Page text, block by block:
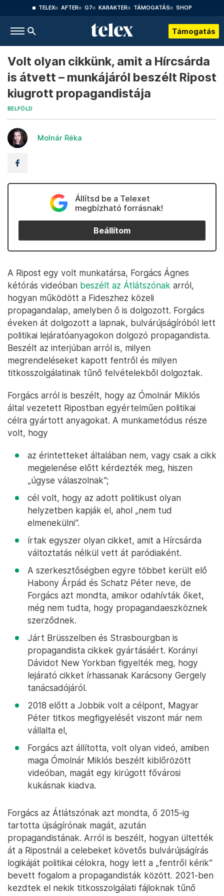
TELEX AFTER G7 KARAKTER TÁMOGATÁS SHOP
Támogatás
Volt olyan cikkünk, amit a Hírcsárda
is átvett – munkájáról beszélt Ripost
kiugrott propagandistája
BELFÖLD
Molnár Réka
Állítsd be a Telexet
megbízható forrásnak!
Beállítom
A Ripost egy volt munkatársa, Forgács Ágnes
kétórás videóban beszélt az Átlátszónak arról,
hogyan működött a Fideszhez közeli
propagandalap, amelyben ő is dolgozott. Forgács
éveken át dolgozott a lapnak, bulvárújságíróból lett
politikai lejáratóanyagokon dolgozó propagandista.
Beszélt az interjúban arról is, milyen
megrendeléseket kapott fentről és milyen
titkosszolgálatinak tűnő felvételekből dolgoztak.
Forgács arról is beszélt, hogy az Ómolnár Miklós
által vezetett Ripostban egyértelműen politikai
célra gyártott anyagokat. A munkametódus része
volt, hogy
az érintetteket általában nem, vagy csak a cikk
megjelenése előtt kérdezték meg, hiszen
„úgyse válaszolnak”;
cél volt, hogy az adott politikust olyan
helyzetben kapják el, ahol „nem tud
elmenekülni”.
írtak egyszer olyan cikket, amit a Hírcsárda
változtatás nélkül vett át paródiaként.
A szerkesztőségben egyre többet került elő
Habony Árpád és Schatz Péter neve, de
Forgács azt mondta, amikor odahívták őket,
még nem tudta, hogy propagandaeszköznek
szerződnek.
Járt Brüsszelben és Strasbourgban is
propagandista cikkek gyártásáért. Korányi
Dávidot New Yorkban figyelték meg, hogy
lejárató cikket írhassanak Karácsony Gergely
tanácsadójáról.
2018 előtt a Jobbik volt a célpont, Magyar
Péter titkos megfigyelését viszont már nem
vállalta el,
Forgács azt állította, volt olyan videó, amiben
maga Ómolnár Miklós beszélt kiblőrözött
videóban, magát egy kirúgott fővárosi
kukásnak kiadva.
Forgács az Átlátszónak azt mondta, ő 2015-ig
tartotta újságírónak magát, azután
propagandistának. Arról is beszélt, hogyan ültették
át a Ripostnál a celebeket követős bulvárújságírás
logikáját politikai célokra, hogy lett a „fentről kérik”
bevett fogalom a propagandisták között. 2021-ben
kezdtek el nekik titkosszolgálati fájloknak tűnő